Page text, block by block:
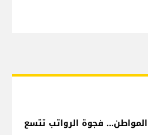
فجوة الرواتب تتسع